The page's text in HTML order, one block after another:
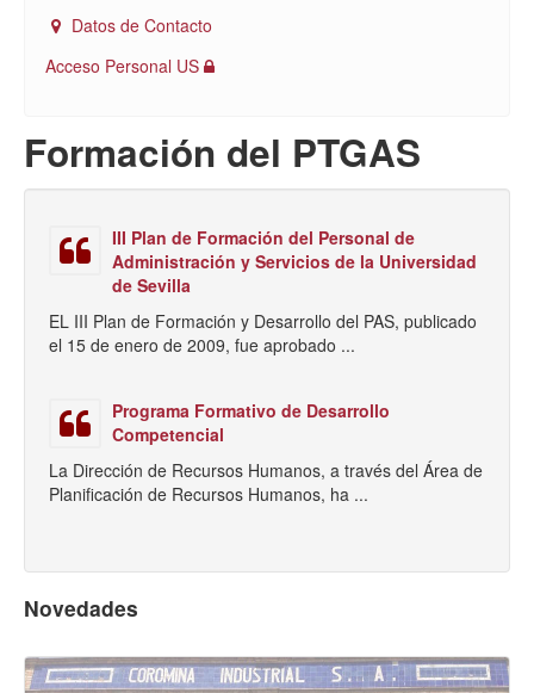
Datos de Contacto
Acceso Personal US
Formación del PTGAS
III Plan de Formación del Personal de
Administración y Servicios de la Universidad
de Sevilla
EL III Plan de Formación y Desarrollo del PAS, publicado
el 15 de enero de 2009, fue aprobado ...
Programa Formativo de Desarrollo
Competencial
La Dirección de Recursos Humanos, a través del Área de
Planificación de Recursos Humanos, ha ...
Novedades